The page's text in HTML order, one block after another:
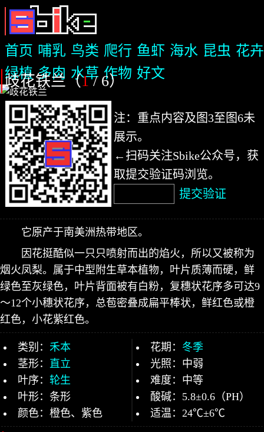
首页 哺乳 鸟类 爬行 鱼虾 海水 昆虫 花卉
绿植 多肉 水草 作物 好文
歧花铁兰（1/ 6）
注：重点内容及图3至图6未
展示。
←扫码关注Sbike公众号，获
取提交验证码浏览。
提交验证
它原产于南美洲热带地区。
因花挺酷似一只只喷射而出的焰火，所以又被称为
烟火凤梨。属于中型附生草本植物，叶片质薄而硬，鲜
绿色至灰绿色，叶片背面被有白粉，复穗状花序多可达9
～12个小穗状花序，总苞密叠成扁平棒状，鲜红色或橙
红色，小花紫红色。
类别： 禾本
茎形： 直立
叶序： 轮生
叶形：条形
颜色：橙色、紫色
花期： 冬季
光照：中弱
难度：中等
酸碱：5.8±0.6（PH）
适温：24℃±6℃